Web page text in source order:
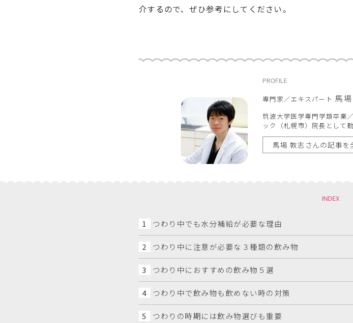
介するので、ぜひ参考にしてください。
PROFILE
専門家／エキスパート 馬
筑波大学医学専門学類卒業
ック（札幌市）院長として
馬場 敦志 さんの記事を
INDEX
1 つわり中でも水分補給が必要な理由
2 つわり中に注意が必要な３種類の飲み物
3 つわり中におすすめの飲み物５選
4 つわり中で飲み物も飲めない時の対策
5 つわりの時期には飲み物選びも重要